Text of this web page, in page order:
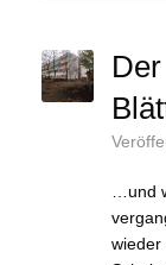
…und
wieder